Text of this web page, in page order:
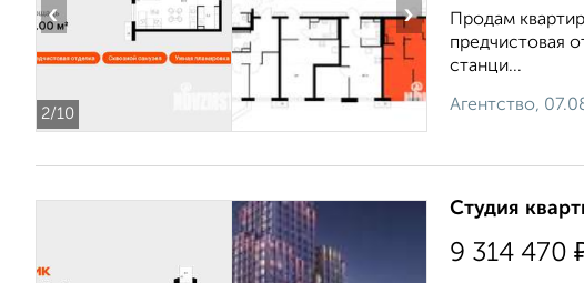
2/10
‹ ›
Продам
предчистовая
станци...
Агентство,
Студия
9 314 470